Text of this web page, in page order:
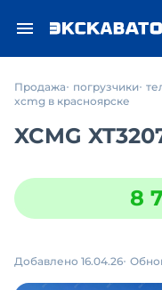
Продажа погрузчики
xcmg в красноярске
XCMG
8
Добавлено 16.04.26